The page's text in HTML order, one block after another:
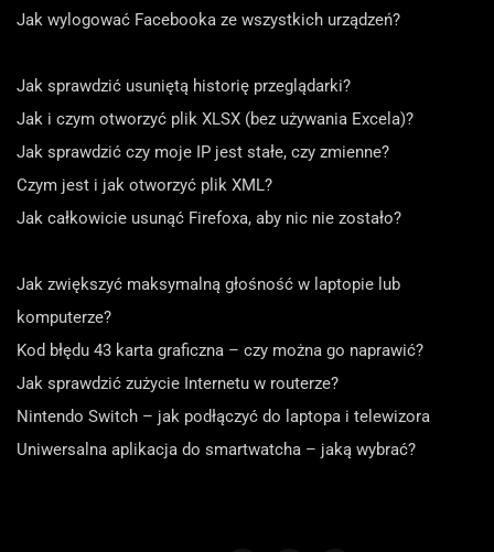
Jak wylogować Facebooka ze wszystkich urządzeń?
Jak sprawdzić usuniętą historię przeglądarki?
Jak i czym otworzyć plik XLSX (bez używania Excela)?
Jak sprawdzić czy moje IP jest stałe, czy zmienne?
Czym jest i jak otworzyć plik XML?
Jak całkowicie usunąć Firefoxa, aby nic nie zostało?
Jak zwiększyć maksymalną głośność w laptopie lub
komputerze?
Kod błędu 43 karta graficzna – czy można go naprawić?
Jak sprawdzić zużycie Internetu w routerze?
Nintendo Switch – jak podłączyć do laptopa i telewizora
Uniwersalna aplikacja do smartwatcha – jaką wybrać?